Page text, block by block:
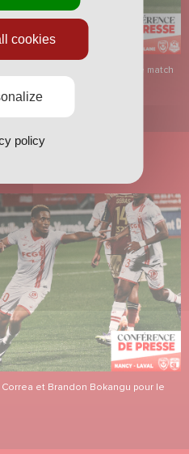
et Oumar Sidibé pour le match
et Brandon Bokangu pour le
cookies
policy